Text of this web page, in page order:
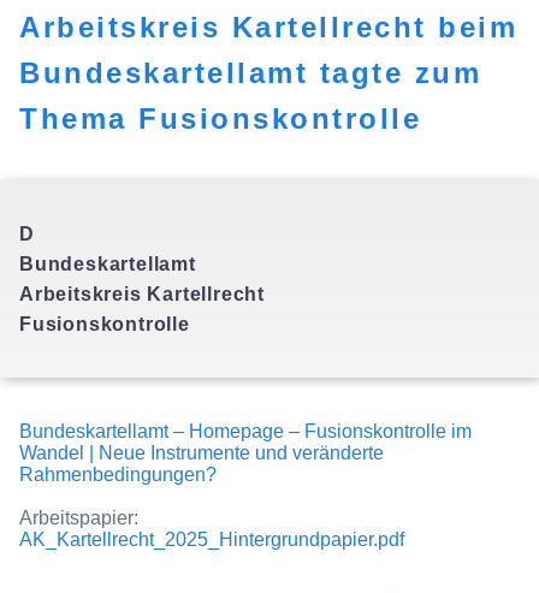
Arbeitskreis Kartellrecht beim
Bundeskartellamt tagte zum
Thema Fusionskontrolle
D
Bundeskartellamt
Arbeitskreis Kartellrecht
Bundeskartellamt – Homepage – Fusionskontrolle im
Wandel | Neue Instrumente und veränderte
Rahmenbedingungen?
Arbeitspapier:
AK_Kartellrecht_2025_Hintergrundpapier.pdf